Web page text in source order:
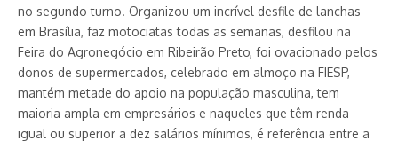
no segundo turno. Organizou um incrível desfile de lanchas
em Brasília, faz motociatas todas as semanas, desfilou na
Feira do Agronegócio em Ribeirão Preto, foi ovacionado pelos
donos de supermercados, celebrado em almoço na FIESP,
mantém metade do apoio na população masculina, tem
maioria ampla em empresários e naqueles que têm renda
igual ou superior a dez salários mínimos, é referência entre a